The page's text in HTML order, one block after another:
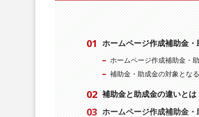
ホームページ作成補助金
ホームページ作成補助金・
補助金・助成金の対象とな
補助金と助成金の違いとは
ホームページ作成補助金・